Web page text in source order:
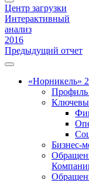
Центр загрузки
Интерактивный
анализ
2016
Предыдущий отчет
«Норникель»
Бизнес-